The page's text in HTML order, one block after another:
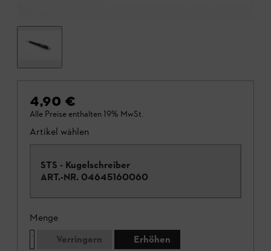
4,90 €
Alle Preise enthalten 19% MwSt.
Artikel wählen
STS - Kugelschreiber
ART.-NR. 04645160060
Menge
Verringern
Erhöhen